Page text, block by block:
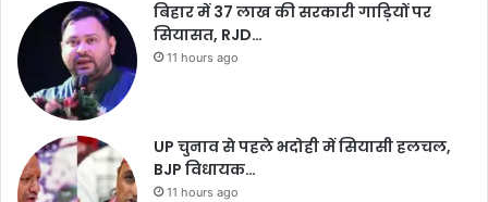
बिहार में 37 लाख की सरकारी गाड़ियों पर
सियासत, RJD…
11 hours ago
UP चुनाव से पहले भदोही में सियासी हलचल,
BJP विधायक…
11 hours ago